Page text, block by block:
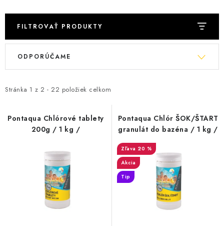
KONTAKTY
FILTROVAŤ PRODUKTY
V
i
p
Stránka 1 z 2 - 22 položiek celkom
R
e
ODPORÚČAME
Pontaqua Chlórové tablety
200g / 1 kg /
Pontaqua Chlór ŠOK/ŠTART
granulát do bazéna / 1 kg /
20 %
Akcia
Tip